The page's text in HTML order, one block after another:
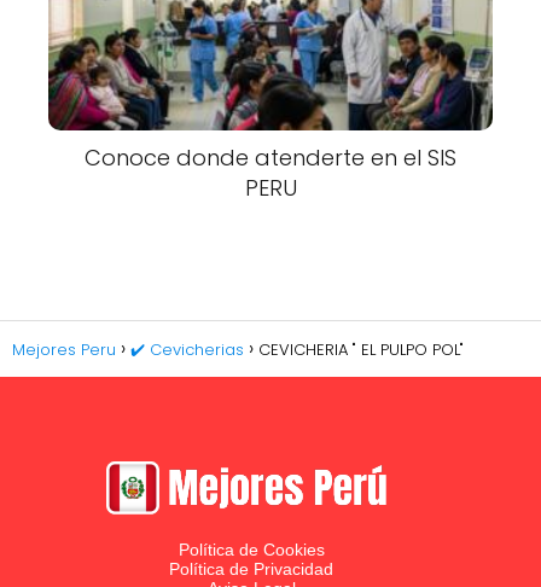
Conoce donde atenderte en el SIS
PERU
Mejores Peru ✔️ Cevicherias CEVICHERIA " EL PULPO POL"
Política de Cookies
Política de Privacidad